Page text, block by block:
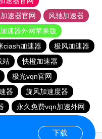
速器官网
风驰加速器
速器外网苹果版
ciash加速器
极风加速器
站
快橙加速器
极光vqn官网
器
旋风加速度器
永久免费vqn加速外网
下载